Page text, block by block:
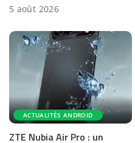
5 août 2026
ACTUALITÉS ANDROID
ZTE Nubia Air Pro : un